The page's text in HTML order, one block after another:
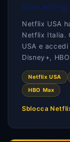
Netflix USA
Netflix Italia.
USA e
Disney+,
Netflix USA
HBO Max
Sblocca